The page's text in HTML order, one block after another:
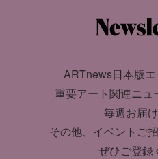
ARTnews日本版
重要アート関連ニュ
毎週お届け
その他、イベントご
ぜひご登録